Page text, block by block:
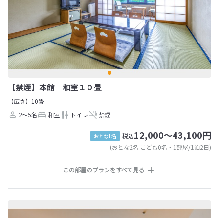
【禁煙】本館 和室１０畳
【広さ】10畳
2～5名
和室 トイレ 禁煙
おとな1名 税込12,000～43,100円
(おとな2名 こども0名・1部屋/1泊2日)
この部屋のプランをすべて見る